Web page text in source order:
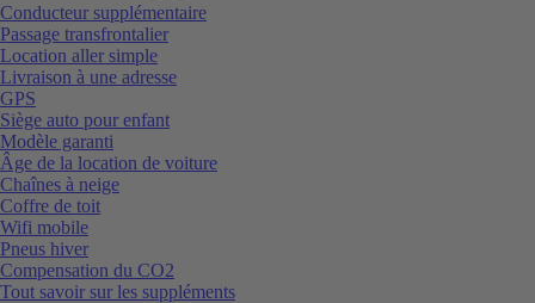
Conducteur supplémentaire
Passage transfrontalier
Location aller simple
Livraison à une adresse
GPS
Siège auto pour enfant
Modèle garanti
Âge de la location de voiture
Chaînes à neige
Coffre de toit
Wifi mobile
Pneus hiver
Compensation du CO2
Tout savoir sur les suppléments